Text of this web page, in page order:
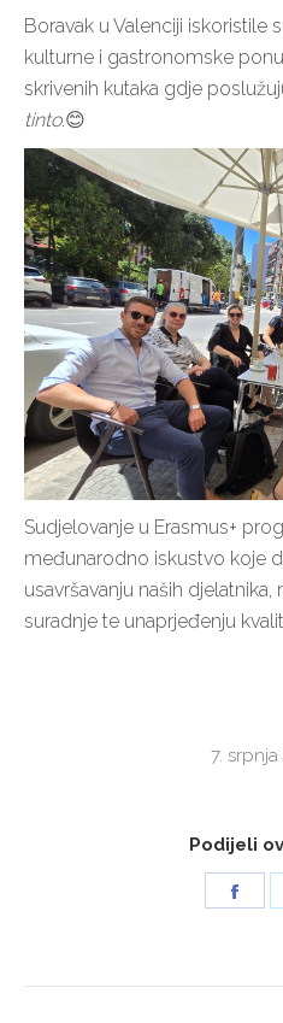
Boravak u Valenciji iskoristile
kulturne i gastronomske
skrivenih kutaka gdje
tinto.😊
Sudjelovanje u Erasmus+
međunarodno iskustvo koje
usavršavanju naših
suradnje te unaprjeđenju
7. srpnja
Podijeli